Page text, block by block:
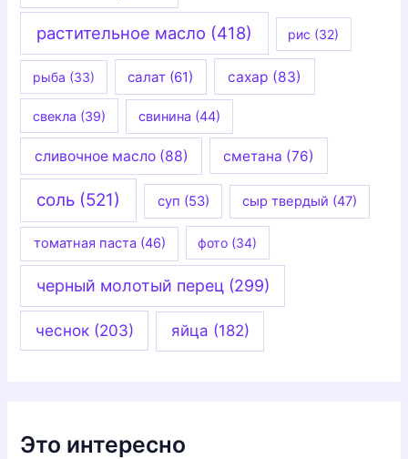
растительное масло (418) рис (32)
рыба (33) салат (61) сахар (83)
свекла (39) свинина (44)
сливочное масло(88) сметана (76)
соль (521) суп (53) сыр твердый (47)
томатная паста (46) фото (34)
черный молотый перец(299)
чеснок(203) яйца (182)
Это интересно